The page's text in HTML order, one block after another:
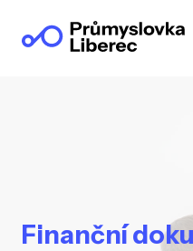
Finanční